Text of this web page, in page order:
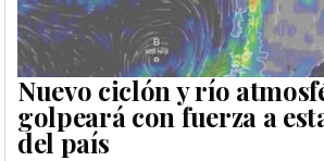
Nuevo ciclón y río
golpeará con fuerza a
del país